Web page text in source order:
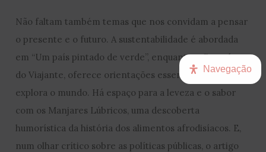
Não faltam também temas que nos convidam a pensar
o presente e o futuro. A sustentabilidade é abordada
em “Um país pintado de verde”, enquanto a Consulta
do Viajante, oferece orientações essenciais para quem
explora o mundo. Há espaço para a leveza e o sabor
com os Manjares Lúbricos, uma descoberta
humorística da história dos alimentos afrodisíacos. E,
num olhar crítico sobre as políticas públicas, o artigo
Navegação